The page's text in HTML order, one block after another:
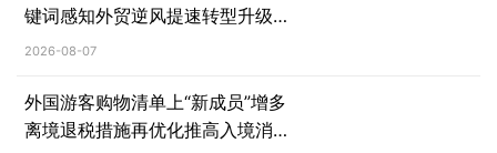
键词感知外贸逆风提速转型升级
的“新质爆发力”
2026-08-07
外国游客购物清单上“新成员”增多
离境退税措施再优化推高入境消费